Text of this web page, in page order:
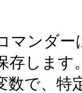
マンダ
します
数で、